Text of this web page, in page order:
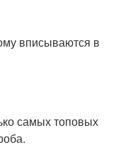
вписываются в
самых топовых